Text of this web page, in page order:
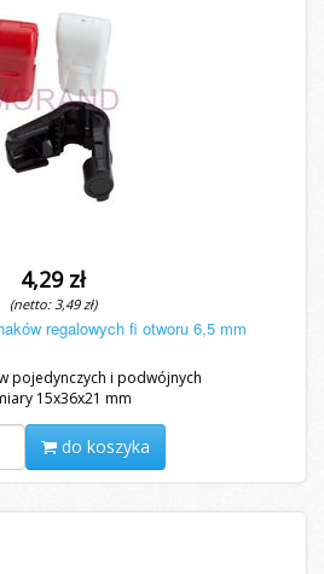
4,29 zł
(netto: 3,49 zł)
regalowych fi otworu 6,5 mm
pojedynczych i podwójnych
15x36x21 mm
do koszyka